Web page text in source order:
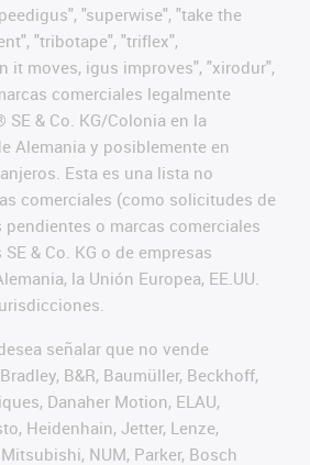
"superwise", "take the
"tribotape", "triflex",
it moves, igus improves", "xirodur",
comerciales legalmente
& Co. KG/Colonia en la
Alemania y posiblemente en
Esta es una lista no
comerciales (como solicitudes de
pendientes o marcas comerciales
& Co. KG o de empresas
la Unión Europea, EE.UU.
señalar que no vende
B&R, Baumüller, Beckhoff,
Danaher Motion, ELAU,
Heidenhain, Jetter, Lenze,
NUM, Parker, Bosch